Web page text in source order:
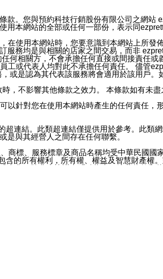
送或宣傳本網站各項服務之資料或電子郵
公司/本服務好友，您仍可接收到通知型訊息
以廣告或其他目的的訊息皆不會被傳送。
比對相符。
號或認證官方帳號的通知型訊息。
。您與預約科技行銷股份有限公司之網站
本網站的全部或任何一部份，表示同
在使用本網站時，您要意識到本網站上所
務均是與相關的店家之間交易，而非
何相關方，不會承擔任何直接或間接責任
工或代表人均對此不承擔任何責任。 儘管
或是認為其代表該服務將會適用於該用戶。
，不影響其他條款之效力。 本條款如有未
以針對您在使用本網站時產生的任何責任
連結。此類超連結僅提供用於參考。此類
是與其經營人之間存在任何聯繫。
標、服務標章及商品名稱均受中華民國國
的所有權利，所有權、權益及智慧財產